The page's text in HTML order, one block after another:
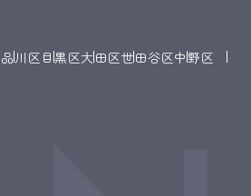
品川区 目黒区大田区世田谷区中野区